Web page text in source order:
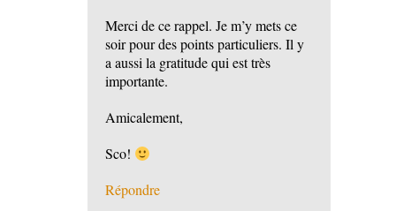
Merci de ce rappel. Je m’y mets ce
soir pour des points particuliers. Il y
a aussi la gratitude qui est très
importante.
Amicalement,
Sco!
Répondre